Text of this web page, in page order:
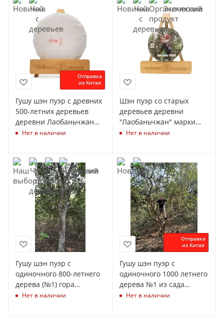
Отправка
из Китая
Гушу шэн пуэр с древних
500-летних деревьев
деревни Лаобаньчжан
200 гр
Нет в наличии
Шэн пуэр со старых
деревьев деревни
"Лаобаньчжан" марки
"Чайная Линия" 100 г.
Нет в наличии
Гушу шэн пуэр с
одиночного 800-летнего
дерева (№1) гора
Цзинмай сад
Нет в наличии
Отправка
из Китая
Гушу шэн пуэр с
одиночного 1000 летнего
дерева №1 из сада
"Айлэн шань" гора
Нет в наличии